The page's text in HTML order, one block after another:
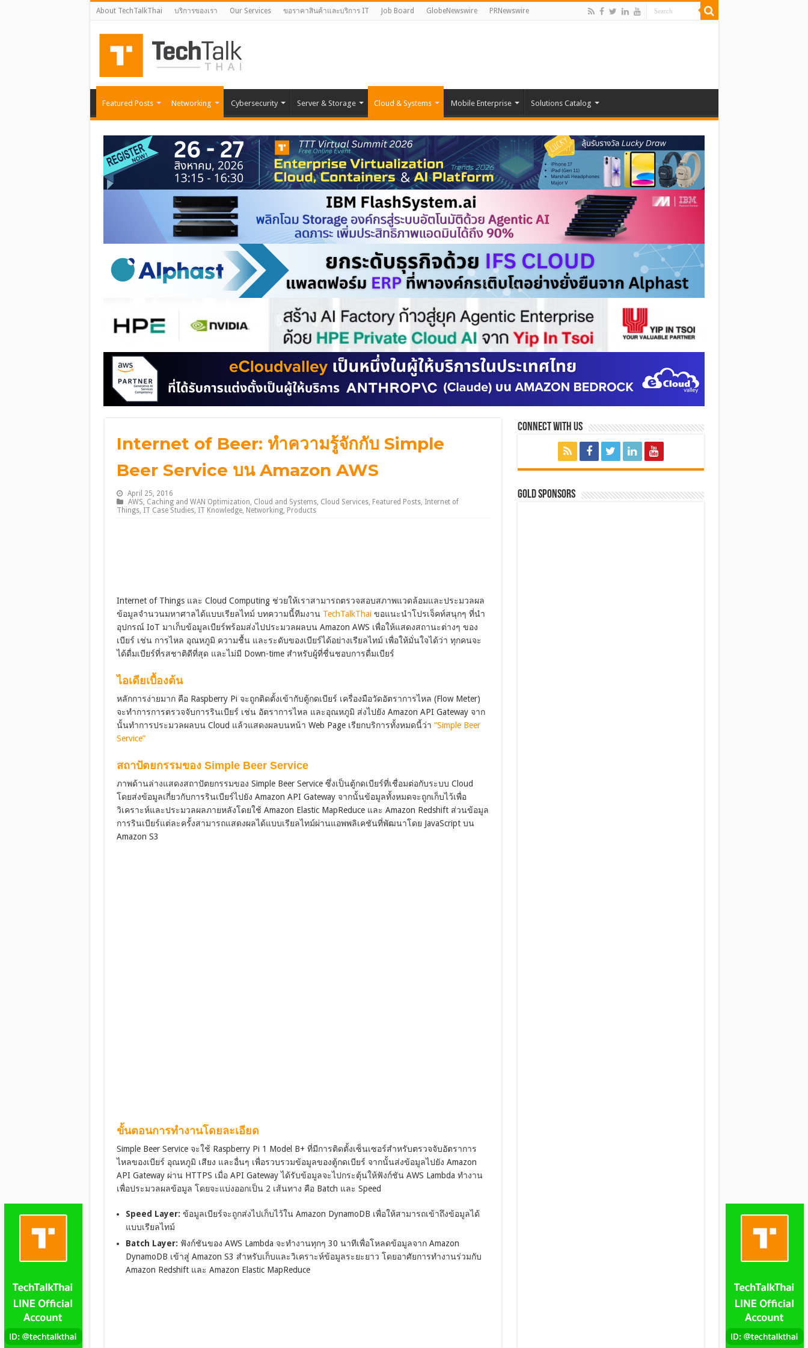
About TechTalkThai บริการของเรา Our Services ขอราคาสินค้าและบริการ IT Job Board GlobeNewswire PRNewswire
Featured Posts Networking Cybersecurity Server & Storage Cloud & Systems Mobile Enterprise Solutions Catalog
Internet of Beer: ทำความรู้จักกับ Simple
Beer Service บน Amazon AWS
April 25, 2016
AWS, Caching and WAN Optimization, Cloud and Systems, Cloud Services, Featured Posts, Internet of
Things, IT Case Studies, IT Knowledge, Networking, Products
Internet of Things และ Cloud Computing ช่วยให้เราสามารถตรวจสอบสภาพแวดล้อมและประมวลผล
ข้อมูลจำนวนมหาศาลได้แบบเรียลไทม์ บทความนี้ทีมงาน TechTalkThaiขอแนะนำโปรเจ็คท์สนุกๆ ที่นำ
อุปกรณ์ IoT มาเก็บข้อมูลเบียร์พร้อมส่งไปประมวลผลบน Amazon AWS เพื่อให้แสดงสถานะต่างๆ ของ
เบียร์ เช่น การไหล อุณหภูมิ ความชื้น และระดับของเบียร์ได้อย่างเรียลไทม์ เพื่อให้มั่นใจได้ว่า ทุกคนจะ
ได้ดื่มเบียร์ที่รสชาติดีที่สุด และไม่มี Down-time สำหรับผู้ที่ชื่นชอบการดื่มเบียร์
ไอเดียเบื้องต้น
หลักการง่ายมาก คือ Raspberry Pi จะถูกติดตั้งเข้ากับตู้กดเบียร์ เครื่องมือวัดอัตราการไหล (Flow Meter)
จะทำการการตรวจจับการรินเบียร์ เช่น อัตราการไหล และอุณหภูมิ ส่งไปยัง Amazon API Gateway จาก
นั้นทำการประมวลผลบน Cloud แล้วแสดงผลบนหน้า Web Page เรียกบริการทั้งหมดนี้ว่า “Simple Beer
Service”
สถาปัตยกรรมของ Simple Beer Service
ภาพด้านล่างแสดงสถาปัตยกรรมของ Simple Beer Service ซึ่งเป็นตู้กดเบียร์ที่เชื่อมต่อกับระบบ Cloud
โดยส่งข้อมูลเกี่ยวกับการรินเบียร์ไปยัง Amazon API Gateway จากนั้นข้อมูลทั้งหมดจะถูกเก็บไว้เพื่อ
วิเคราะห์และประมวลผลภายหลังโดยใช้ Amazon Elastic MapReduce และ Amazon Redshift ส่วนข้อมูล
การรินเบียร์แต่ละครั้งสามารถแสดงผลได้แบบเรียลไทม์ผ่านแอพพลิเคชันที่พัฒนาโดย JavaScript บน
Amazon S3
ขั้นตอนการทำงานโดยละเอียด
Simple Beer Service จะใช้ Raspberry Pi 1 Model B+ ที่มีการติดตั้งเซ็นเซอร์สำหรับตรวจจับอัตราการ
ไหลของเบียร์ อุณหภูมิ เสียง และอื่นๆ เพื่อรวบรวมข้อมูลของตู้กดเบียร์ จากนั้นส่งข้อมูลไปยัง Amazon
API Gateway ผ่าน HTTPS เมื่อ API Gateway ได้รับข้อมูลจะไปกระตุ้นให้ฟังก์ชัน AWS Lambda ทำงาน
เพื่อประมวลผลข้อมูล โดยจะแบ่งออกเป็น 2 เส้นทาง คือ Batch และ Speed
Speed Layer: ข้อมูลเบียร์จะถูกส่งไปเก็บไว้ใน Amazon DynamoDB เพื่อให้สามารถเข้าถึงข้อมูลได้
แบบเรียลไทม์
Batch Layer: ฟังก์ชันของ AWS Lambda จะทำงานทุกๆ 30 นาทีเพื่อโหลดข้อมูลจาก Amazon
DynamoDB เข้าสู่ Amazon S3 สำหรับเก็บและวิเคราะห์ข้อมูลระยะยาว โดยอาศัยการทำงานร่วมกับ
Amazon Redshift และ Amazon Elastic MapReduce
Connect with Us
GOLD SPONSORS